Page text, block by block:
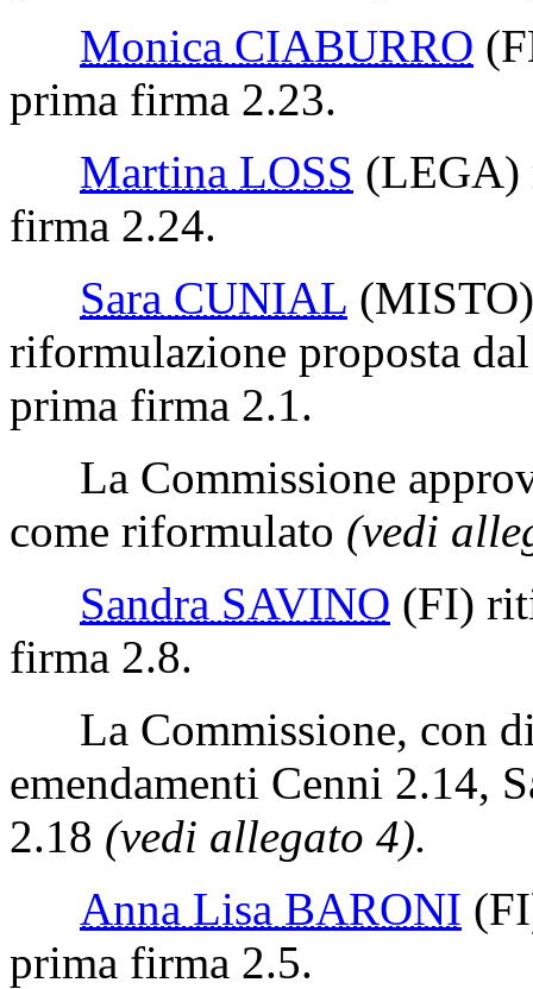
Monica CIABURRO
prima firma 2.23.
Martina LOSS (LEGA)
firma 2.24.
Sara CUNIAL (MISTO)
riformulazione proposta
prima firma 2.1.
La Commissione
come riformulato (vedi
Sandra SAVINO (FI)
firma 2.8.
La Commissione, con
emendamenti Cenni 2.14,
2.18 (vedi allegato 4).
Anna Lisa BARONI
prima firma 2.5.